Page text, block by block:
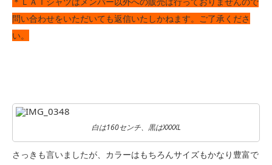
問い合わせをいただいても返信いたしかねます。ご了承くださ
い。
白は160センチ、黒はXXXXL
さっきも言いましたが、カラーはもちろんサイズもかなり豊富で